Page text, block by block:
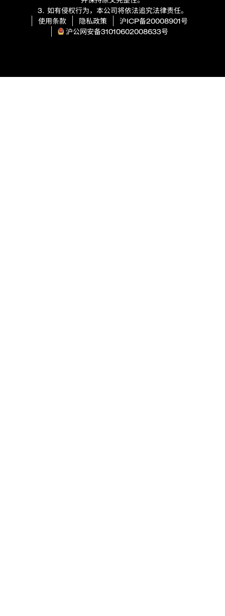
3. 如有侵权行为，本公司将依法追究法律责任。
使用条款
隐私政策
沪ICP备20008901号
沪公网安备31010602008633号